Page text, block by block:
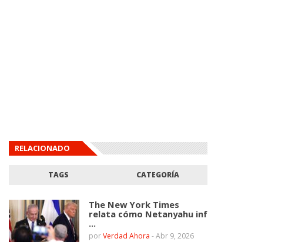
RELACIONADO
TAGS CATEGORÍA
The New York Times
relata cómo Netanyahu inf
...
porVerdad Ahora -Abr 9, 2026